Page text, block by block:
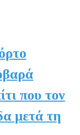
που τον
μετά τη